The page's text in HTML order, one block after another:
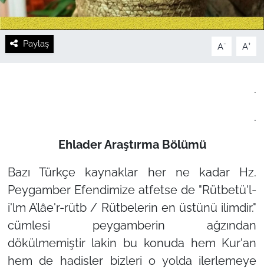
Paylaş A- A+
.
.
Ehlader Araştırma Bölümü
Bazı Türkçe kaynaklar her ne kadar Hz.
Peygamber Efendimize atfetse de "Rütbetü'l-
i'lm A’lâe'r-rütb / Rütbelerin en üstünü ilimdir."
cümlesi peygamberin ağzından
dökülmemiştir lakin bu konuda hem Kur'an
hem de hadisler bizleri o yolda ilerlemeye